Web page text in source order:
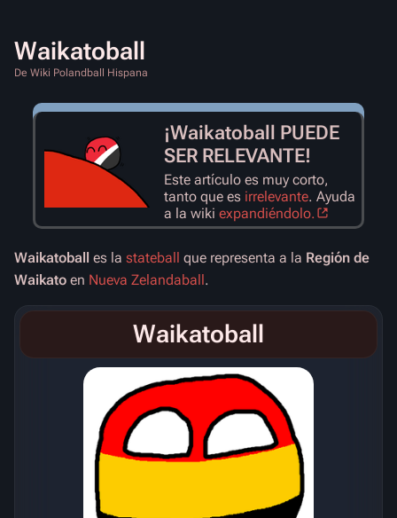
Waikatoball
De Wiki Polandball Hispana
¡Waikatoball PUEDE
SER RELEVANTE!
Este artículo es muy corto,
tanto que es irrelevante. Ayuda
a la wiki expandiéndolo.
Waikatoball es la stateball que representa a la Región de
Waikato en Nueva Zelandaball.
Waikatoball